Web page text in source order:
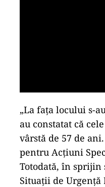
„La fața locului s-
au constatat că
vârstă de 57 de
pentru Acțiuni
Totodată, în sprijin
Situații de